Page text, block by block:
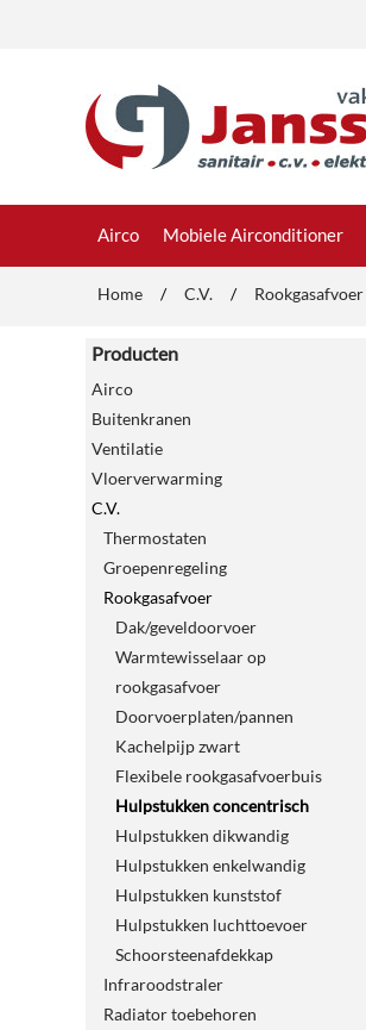
Airco Mobiele Airconditioner
Home / C.V. / Rookgasafvoer
Producten
Airco
Buitenkranen
Ventilatie
Vloerverwarming
C.V.
Thermostaten
Groepenregeling
Rookgasafvoer
Dak/geveldoorvoer
Warmtewisselaar op
rookgasafvoer
Doorvoerplaten/pannen
Kachelpijp zwart
Flexibele rookgasafvoerbuis
Hulpstukken concentrisch
Hulpstukken dikwandig
Hulpstukken enkelwandig
Hulpstukken kunststof
Hulpstukken luchttoevoer
Schoorsteenafdekkap
Infraroodstraler
Radiator toebehoren